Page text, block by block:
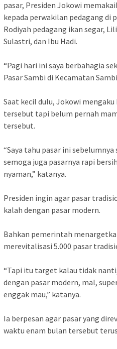
pasar, Presiden Jokowi
kepada perwakilan pedagang di
Rodiyah pedagang ikan segar,
Sulastri, dan Ibu Hadi.
“Pagi hari ini saya berbahagia
Pasar Sambi di Kecamatan
Saat kecil dulu, Jokowi
tersebut tapi belum pernah
tersebut.
“Saya tahu pasar ini
semoga juga pasarnya rapi
nyaman,” katanya.
Presiden ingin agar pasar
kalah dengan pasar modern.
Bahkan pemerintah
merevitalisasi 5.000 pasar
“Tapi itu target kalau tidak
dengan pasar modern, mal,
enggak mau,” katanya.
Ia berpesan agar pasar yang
waktu enam bulan tersebut